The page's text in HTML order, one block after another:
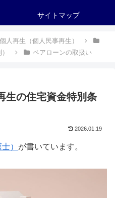
サイトマップ
個人再生（個人民事再生）
ペアローンの取扱い
生の住宅資金特別条
2026.01.19
） が書いています。